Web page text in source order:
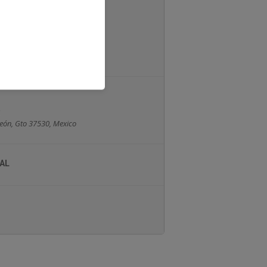
Gto 37530, Mexico